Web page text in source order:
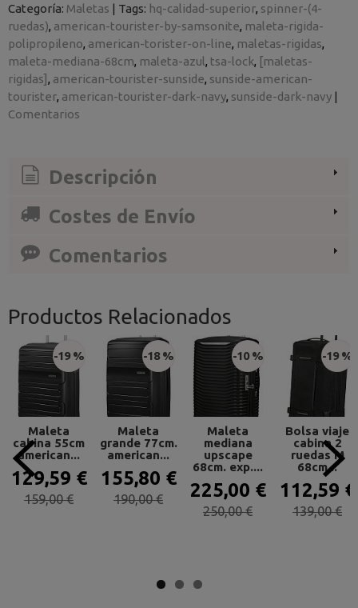
Categoría: Maletas | Tags: hq-calidad-superior spinner-(4-
ruedas) american-tourister-by-samsonite maleta-rigida-
polipropileno american-torister-on-line maletas-rigidas
maleta-mediana-68cm maleta-azul tsa-lock [maletas-
rigidas] american-tourister-sunside sunside-american-
tourister american-tourister-dark-navy sunside-dark-navy |
Comentarios
Descripción
Costes de Envío
Comentarios
Productos Relacionados
-19 %
Maleta
cabina 55cm
american...
129,59 €
159,00 €
-18 %
Maleta
grande 77cm.
american...
155,80 €
190,00 €
-10 %
Maleta
mediana
upscape
68cm. exp....
225,00 €
250,00 €
-19 %
Bolsa viaje
cabina 2
ruedas M
68cm...
112,59 €
139,00 €